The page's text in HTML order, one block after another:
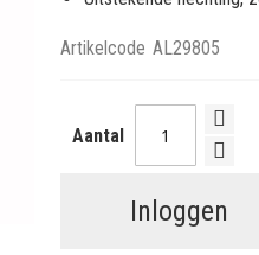
Artikelcode AL29805
Aantal
Inloggen